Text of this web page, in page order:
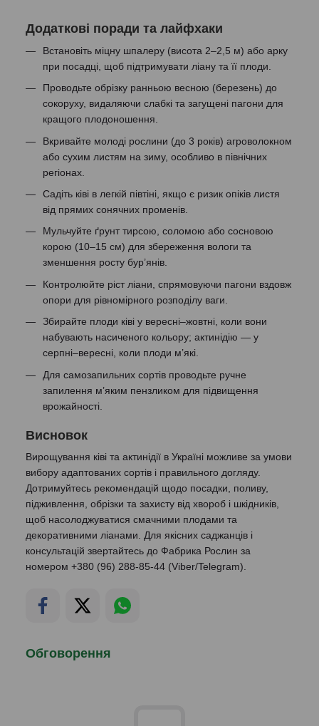
Додаткові поради та лайфхаки
Встановіть міцну шпалеру (висота 2–2,5 м) або арку
при посадці, щоб підтримувати ліану та її плоди.
Проводьте обрізку ранньою весною (березень) до
сокоруху, видаляючи слабкі та загущені пагони для
кращого плодоношення.
Вкривайте молоді рослини (до 3 років) агроволокном
або сухим листям на зиму, особливо в північних
регіонах.
Садіть ківі в легкій півтіні, якщо є ризик опіків листя
від прямих сонячних променів.
Мульчуйте ґрунт тирсою, соломою або сосновою
корою (10–15 см) для збереження вологи та
зменшення росту бур’янів.
Контролюйте ріст ліани, спрямовуючи пагони вздовж
опори для рівномірного розподілу ваги.
Збирайте плоди ківі у вересні–жовтні, коли вони
набувають насиченого кольору; актинідію — у
серпні–вересні, коли плоди м’які.
Для самозапильних сортів проводьте ручне
запилення м’яким пензликом для підвищення
врожайності.
Висновок
Вирощування ківі та актинідії в Україні можливе за умови
вибору адаптованих сортів і правильного догляду.
Дотримуйтесь рекомендацій щодо посадки, поливу,
підживлення, обрізки та захисту від хвороб і шкідників,
щоб насолоджуватися смачними плодами та
декоративними ліанами. Для якісних саджанців і
консультацій звертайтесь до Фабрика Рослин за
номером +380 (96) 288-85-44 (Viber/Telegram).
Обговорення